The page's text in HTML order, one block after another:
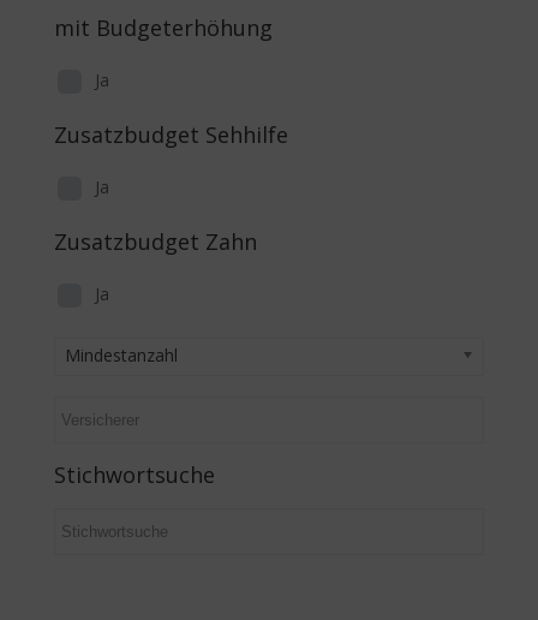
mit Budgeterhöhung
Ja
Zusatzbudget Sehhilfe
Ja
Zusatzbudget Zahn
Ja
Mindestanzahl
Stichwortsuche